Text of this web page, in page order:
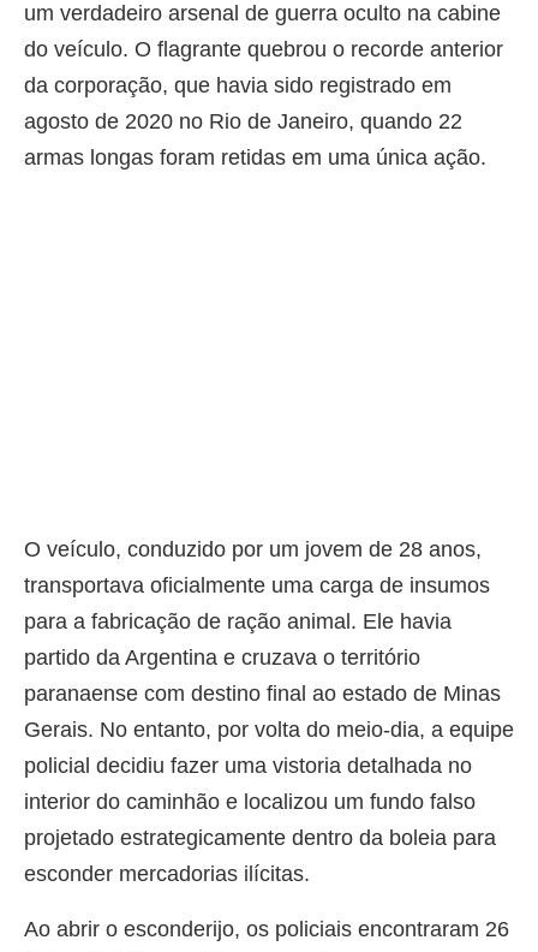
um verdadeiro arsenal de guerra oculto na cabine
do veículo. O flagrante quebrou o recorde anterior
da corporação, que havia sido registrado em
agosto de 2020 no Rio de Janeiro, quando 22
armas longas foram retidas em uma única ação.
O veículo, conduzido por um jovem de 28 anos,
transportava oficialmente uma carga de insumos
para a fabricação de ração animal. Ele havia
partido da Argentina e cruzava o território
paranaense com destino final ao estado de Minas
Gerais. No entanto, por volta do meio-dia, a equipe
policial decidiu fazer uma vistoria detalhada no
interior do caminhão e localizou um fundo falso
projetado estrategicamente dentro da boleia para
esconder mercadorias ilícitas.
Ao abrir o esconderijo, os policiais encontraram 26